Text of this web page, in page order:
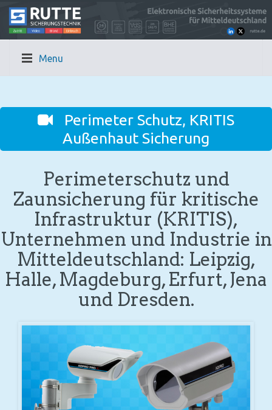
Menu
Perimeter Schutz, KRITIS
Außenhaut Sicherung
Perimeterschutz und
Zaunsicherung für kritische
Infrastruktur (KRITIS),
Unternehmen und Industrie in
Mitteldeutschland: Leipzig,
Halle, Magdeburg, Erfurt, Jena
und Dresden.